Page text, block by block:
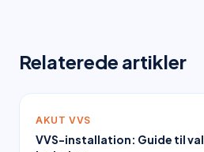
Relaterede artikler
AKUT VVS
VVS-installation: Guide til